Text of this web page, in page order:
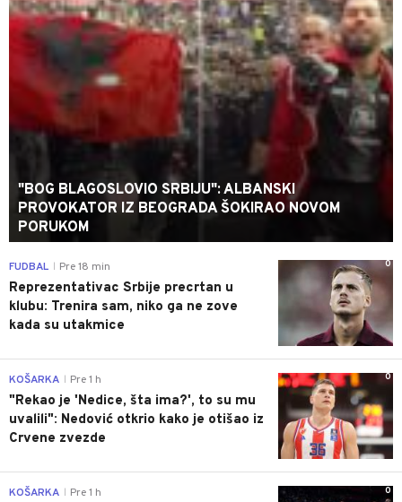
"BOG BLAGOSLOVIO SRBIJU": ALBANSKI
PROVOKATOR IZ BEOGRADA ŠOKIRAO NOVOM
PORUKOM
0
FUDBAL Pre 18 min
Reprezentativac Srbije precrtan u
klubu: Trenira sam, niko ga ne zove
kada su utakmice
0
KOŠARKA Pre 1 h
"Rekao je 'Nedice, šta ima?', to su mu
uvalili": Nedović otkrio kako je otišao iz
Crvene zvezde
0
KOŠARKA Pre 1 h